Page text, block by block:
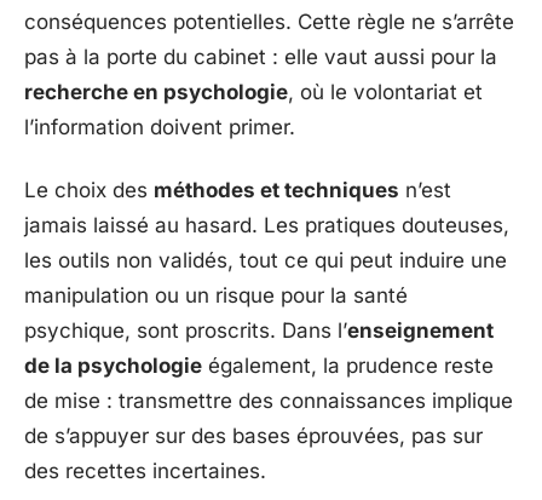
conséquences potentielles. Cette règle ne s’arrête
pas à la porte du cabinet : elle vaut aussi pour la
recherche en psychologie, où le volontariat et
l’information doivent primer.
Le choix des méthodes et techniques n’est
jamais laissé au hasard. Les pratiques douteuses,
les outils non validés, tout ce qui peut induire une
manipulation ou un risque pour la santé
psychique, sont proscrits. Dans l’enseignement
de la psychologie également, la prudence reste
de mise : transmettre des connaissances implique
de s’appuyer sur des bases éprouvées, pas sur
des recettes incertaines.